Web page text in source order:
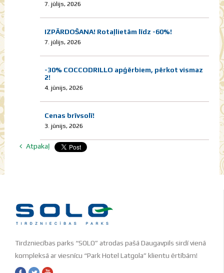
7. jūlijs, 2026
IZPĀRDOŠANA! Rotaļlietām līdz -60%!
7. jūlijs, 2026
-30% COCCODRILLO apģērbiem, pērkot vismaz
2!
4. jūnijs, 2026
Cenas brīvsolī!
3. jūnijs, 2026
Atpakaļ
Tirdzniecības parks “SOLO” atrodas pašā Daugavpils sirdī vienā
kompleksā ar viesnīcu “Park Hotel Latgola” klientu ērtībām!